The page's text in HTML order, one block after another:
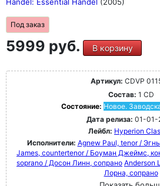
Под заказ
5999 руб. В корзину
Артикул: CDVP
Состав: 1 CD
Состояние: Новое.
Дата релиза: 01-01-
Лейбл: Hyperion
Исполнители: Agnew Paul, tenor /
James, countertenor / Боуман Джеймс,
soprano / Досон Линн, сопрано Anderson
Лорна, сопрано